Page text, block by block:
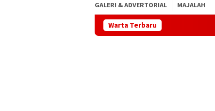
GALERI & ADVERTORIAL MAJALAH
Warta Terbaru